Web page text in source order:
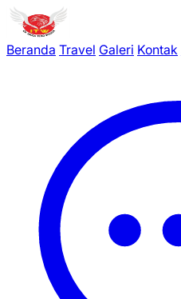
Beranda Travel Galeri Kontak